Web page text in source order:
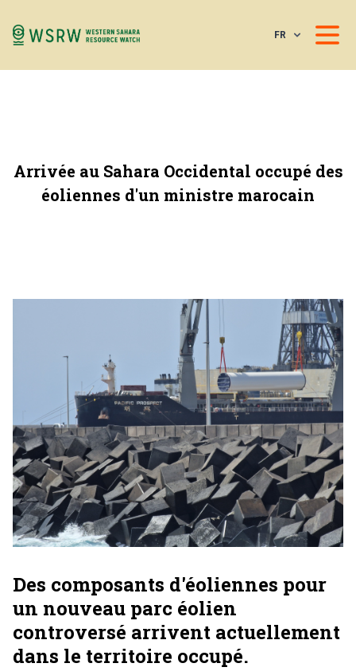
FR
Arrivée au Sahara Occidental occupé des
éoliennes d'un ministre marocain
Des composants d'éoliennes pour
un nouveau parc éolien
controversé arrivent actuellement
dans le territoire occupé.